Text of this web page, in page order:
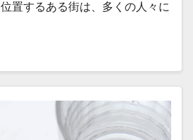
置するある街は、多くの人々に